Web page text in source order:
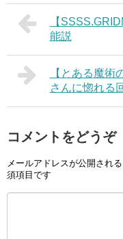
【
能説
【とある魔
さんに惚れる
コメントをどうぞ
メールアドレスが公開され
須項目です